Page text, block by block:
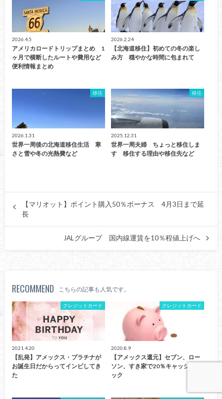
2026.4.5
アメリカロードトリップまとめ 1
ヶ月で横断したルートや費用など
便利情報まとめ
2026.2.24
【北海道移住】初めての冬の楽し
み方 穏やかな時間に包まれて
移住
2026.1.31
世界一周後の北海道移住生活 寒
さと雪や冬の光熱費など
移住
2025.12.31
世界一周夫婦 ちょっと移住しま
す 移住する理由や移住先など
【マリオット】ポイント購入50％ボーナス 4月3日まで延
長
JALグループ 国内線運賃を10％程値上げへ
RECOMMEND こちらの記事も人気です。
クレジットカード
2021.4.20
【乱発】アメックス・プラチナが
お誕生日だからってインビしてき
た
クレジットカード
2020.8.9
【アメックス還元】セブン、ロー
ソン、すき家で20％キャッシュバ
ック